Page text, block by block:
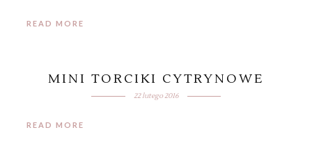
READ MORE
MINI TORCIKI CYTRYNOWE
22 lutego 2016
READ MORE